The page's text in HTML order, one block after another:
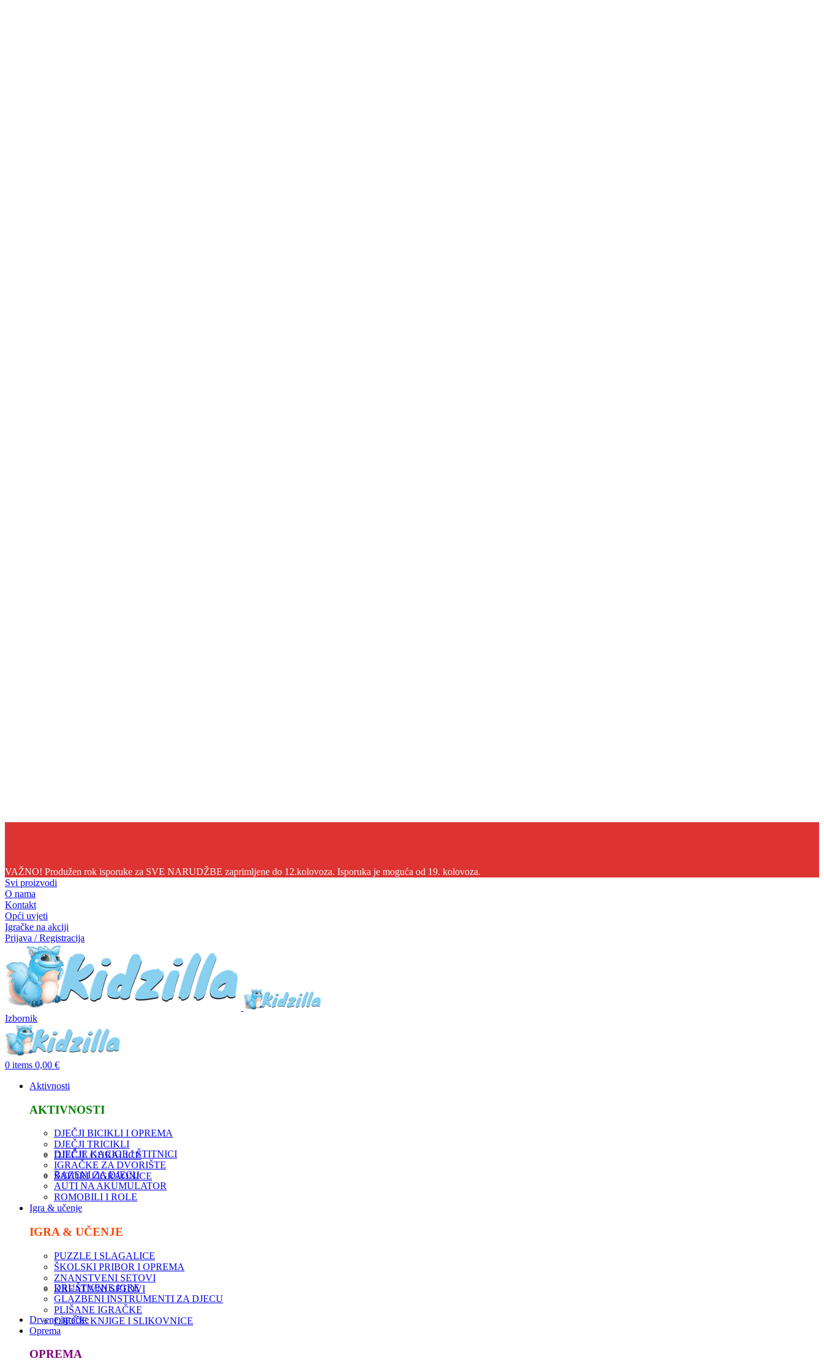
VAŽNO! Produžen rok isporuke za SVE NARUDŽBE zaprimljene do 12.kolovoza. Isporuka je moguća od 19. kolovoza.
Svi proizvodi
O nama
Kontakt
Opći uvjeti
Igračke na akciji
Prijava / Registracija
Izbornik
0 items 0,00 €
Aktivnosti
AKTIVNOSTI
DJEČJI BICIKLI I OPREMA
DJEČJI TRICIKLI
DJEČJE GURALICE
DJEČJE KACIGE I ŠTITNICI
IGRAČKE ZA DVORIŠTE
ŠATORI I IGRAONICE
BAZENI ZA DJECU
AUTI NA AKUMULATOR
ROMOBILI I ROLE
Igra & učenje
IGRA & UČENJE
PUZZLE I SLAGALICE
ŠKOLSKI PRIBOR I OPREMA
ZNANSTVENI SETOVI
KREATIVNI SETOVI
DRUŠTVENE IGRE
GLAZBENI INSTRUMENTI ZA DJECU
PLIŠANE IGRAČKE
DJEČJE KNJIGE I SLIKOVNICE
Drvene igračke
Oprema
OPREMA